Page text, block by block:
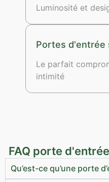
Luminosité et
Portes d'entrée
Le parfait
intimité
FAQ porte
Qu’est-ce qu’une porte